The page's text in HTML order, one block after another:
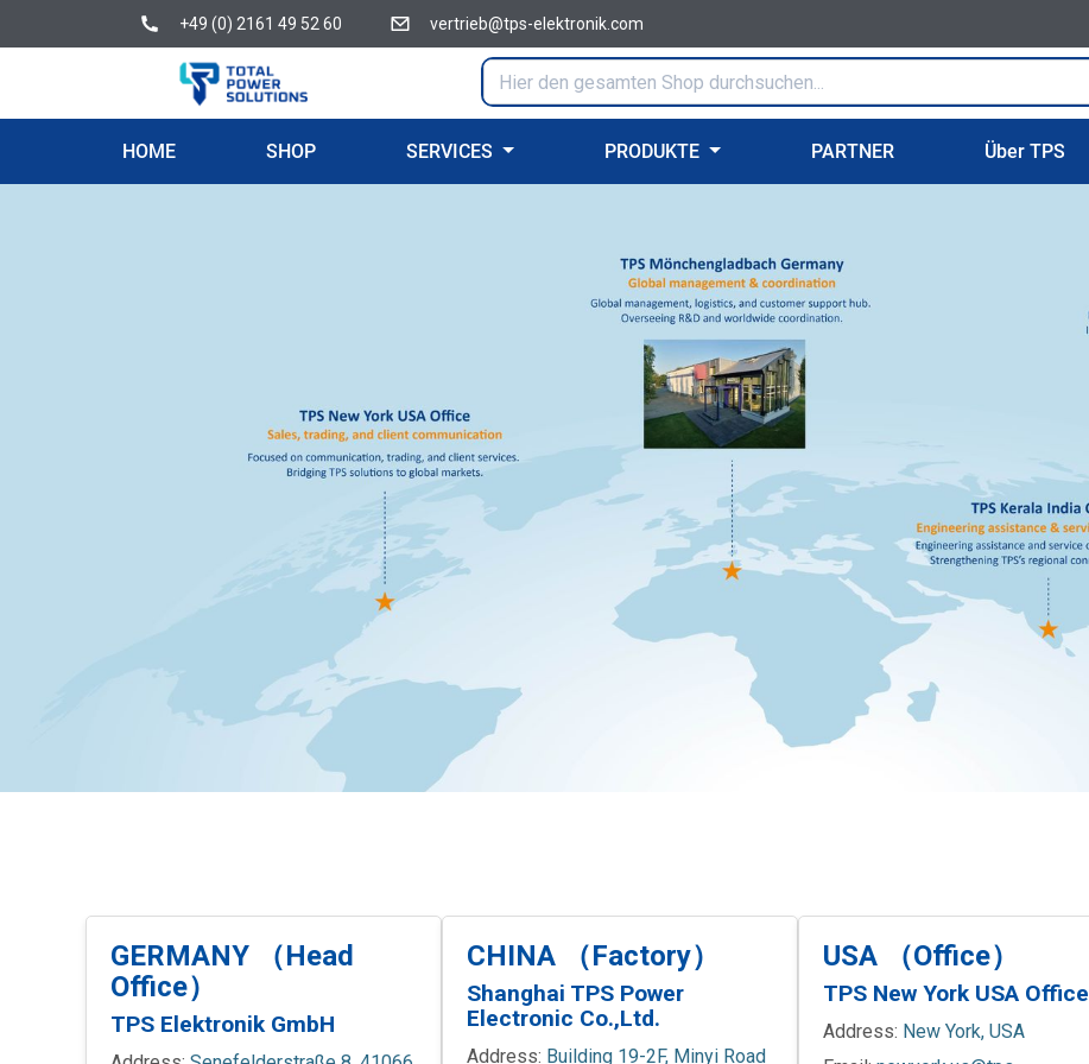
+49 (0) 2161 49 52 60 vertrieb@tps-elektronik.com
HOME SHOP SERVICES PRODUKTE PARTNER Über TPS
GERMANY （Head
Office）
TPS Elektronik GmbH
CHINA （Factory）
Shanghai TPS Power
Electronic Co.,Ltd.
Address: Building 19-2F, Minyi Road
USA （Office）
TPS New York USA Office
Address: New York, USA